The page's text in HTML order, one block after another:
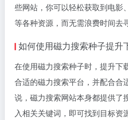
些网站，你可以轻松获取到电影
等各种资源，而无需浪费时间去
如何使用磁力搜索种子提升
在使用磁力搜索种子时，提升下
合适的磁力搜索平台，并配合合
说，磁力搜索网站本身都提供了
入相关关键词，即可找到目标资